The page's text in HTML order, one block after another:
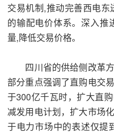
交易机制,推动完善西电
的输配电价体系。深入推
量,降低交易价格。
四川省的供给侧改革方
部分重点强调了直购电交
于300亿千瓦时，扩大直
减发用电计划，扩大市场
于电力市场中的表述仅提